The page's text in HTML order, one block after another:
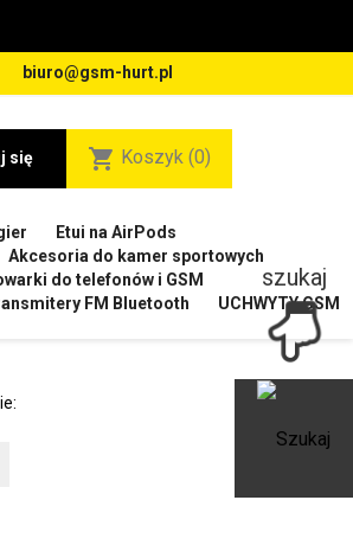
biuro@gsm-hurt.pl
się shopping_cart Koszyk (0)
Etui na AirPods
Akcesoria do kamer sportowych
do telefonów i GSM
FM Bluetooth
UCHWYTY GSM
szukaj